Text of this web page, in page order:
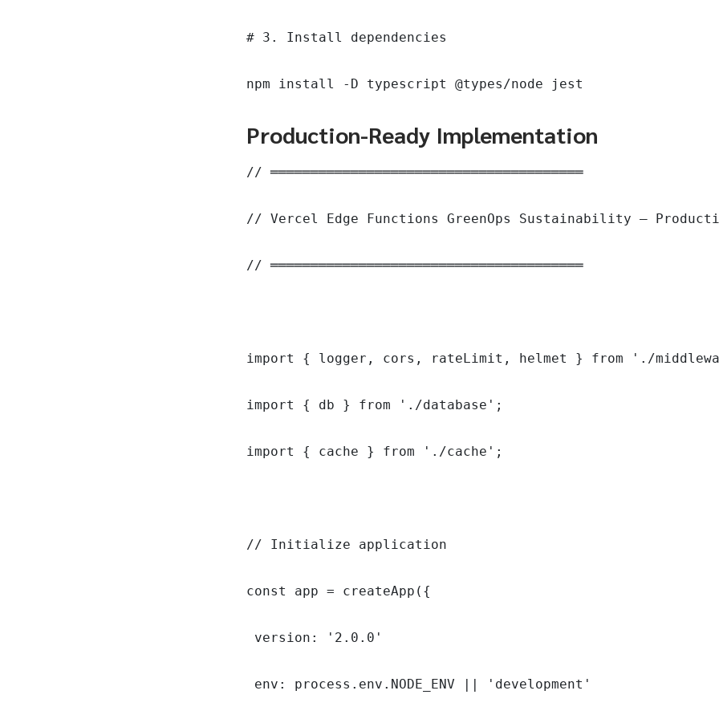
# 3. Install dependencies
npm install -D typescript @types/node jest
Production-Ready Implementation
// ═══════════════════════════════════════
// Vercel Edge Functions GreenOps Sustainability —
// ═══════════════════════════════════════
import { logger, cors, rateLimit, helmet } from './
import { db } from './database';
import { cache } from './cache';
// Initialize application
const app = createApp({
version: '2.0.0'
env: process.env.NODE_ENV || 'development'